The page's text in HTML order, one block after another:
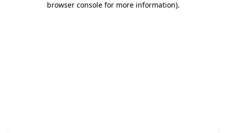
browser console for more information).